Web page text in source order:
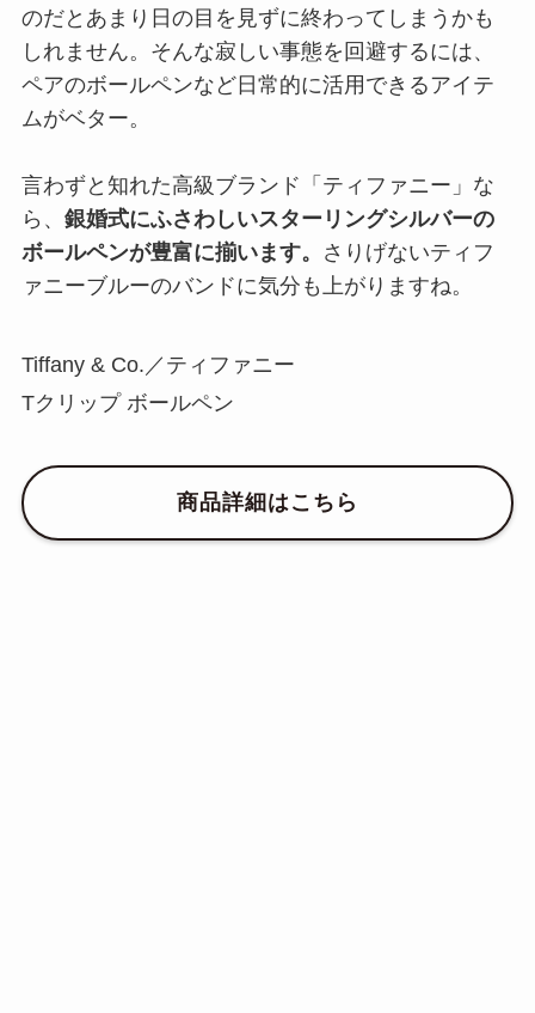
のだとあまり日の目を見ずに終わってしまうかも
しれません。そんな寂しい事態を回避するには、
ペアのボールペンなど日常的に活用できるアイテ
ムがベター。
言わずと知れた高級ブランド「ティファニー」な
ら、 銀婚式にふさわしいスターリングシルバーの
ボールペンが豊富に揃います。
さりげないティフ
ァニーブルーのバンドに気分も上がりますね。
Tiffany & Co.／ティファニー
Tクリップ ボールペン
商品詳細はこちら